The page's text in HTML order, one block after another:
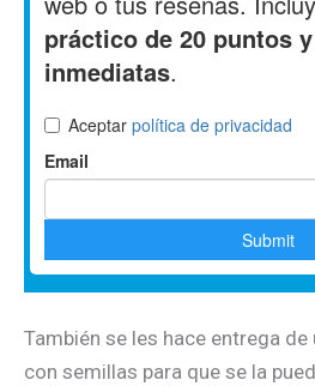
También se les hace entrega
con semillas para que se la